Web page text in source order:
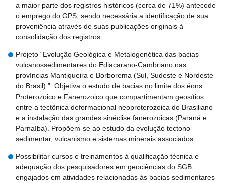
a maior parte dos registros históricos (cerca de 71%) antecede
o emprego do GPS, sendo necessária a identificação de sua
proveniência através de suas publicações originais à
consolidação dos registros.
Projeto “Evolução Geológica e Metalogenética das bacias
vulcanossedimentares do Ediacarano-Cambriano nas
províncias Mantiqueira e Borborema (Sul, Sudeste e Nordeste
do Brasil) ”. Objetiva o estudo de bacias no limite dos éons
Proterozoico e Fanerozoico que compartimentam geosítios
entre a tectônica deformacional neoproterozoica do Brasiliano
e a instalação das grandes sinéclise fanerozoicas (Paraná e
Parnaíba). Propõem-se ao estudo da evolução tectono-
sedimentar, vulcanismo e sistemas minerais associados.
Possibilitar cursos e treinamentos à qualificação técnica e
adequação dos pesquisadores em geociências do SGB
engajados em atividades relacionadas às bacias sedimentares